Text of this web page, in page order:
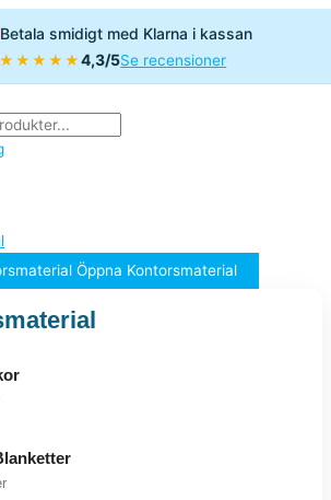
Betala smidigt med Klarna i kassan
★★★★★4,3/5Se recensioner
Öppna Kontorsmaterial